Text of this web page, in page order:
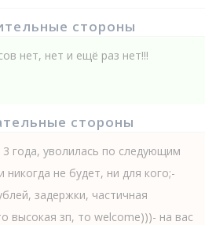
стороны
нет, нет и ещё раз нет!!!
стороны
года, уволилась по следующим
никогда не будет, ни для кого;-
задержки, частичная
высокая зп, то welсome)))- на вас